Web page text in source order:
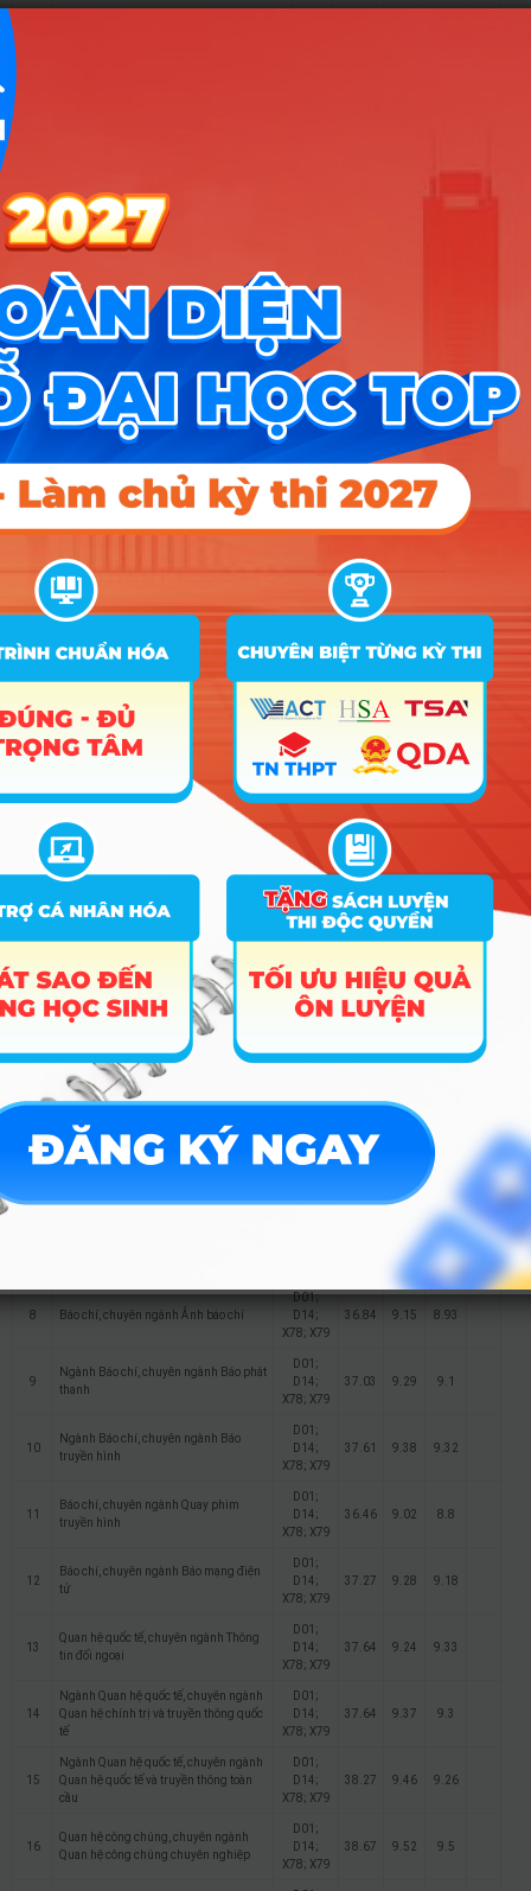
48 Ngành Truyền thông đa phương tiện_100
49 Ngành Truyền thông đại chúng
Ngành Truyền thông đại chúng_100
51 Ngành Truyền thông quốc tế D01
52 Ngành Truyền thông quốc tế_100
D01
54 Ngành Quảng cáo_100
Ngành Quản lý công
D01;
24.25
56 Ngành Quản lý công_100
D01;
X02
Ngành Công tác xã hội_100
59
Ngành Xuất bản, chuyên ngành Biên tập
xuất bản
33.83 26.2
60
xuất bản_100
Ngành Xuất bản, chuyên ngành Xuất bản
62
Ngành Xuất bản, chuyên ngành Xuất bản
điện tử_100
Điểm Chuẩn
2025
Ngành kinh tế, chuyên ngành Quản lý
C03;
X01; X02
27.33
Ngành Chính trị học, chuyên ngành
X01; X02
3
Chính tri học, chuyên ngành Chính trị
phát triển
C03;
D01;
26.09 8.59
4 Quản lý nhà nước 8.51 8.6
Ngành Chính trị học, chuyên ngành Tư
tưởng Hồ Chí Minh
X01; X02
8.52
C03;
X01; X02
9.15 9.05
8 Báo chí, chuyên ngành Ảnh báo chí
D01;
D14;
X78; X79
36.84 9.15 8.93
9
Ngành Báo chí, chuyên ngành Báo phát
thanh
D01;
D14;
X78; X79
37.03 9.29 9.1
10
Ngành Báo chí, chuyên ngành Báo
truyền hình
D01;
D14;
X78; X79
37.61 9.38 9.32
11
Báo chí, chuyên ngành Quay phim
truyền hình
D01;
D14;
X78; X79
36.46 9.02 8.8
12
Báo chí, chuyên ngành Báo mạng điện
tử
D01;
D14;
X78; X79
37.27 9.28 9.18
13
Quan hệ quốc tế, chuyên ngành Thông
tin đối ngoại
D01;
D14;
X78; X79
37.64 9.24 9.33
14
Ngành Quan hệ quốc tế, chuyên ngành
Quan hệ chính trị và truyền thông quốc
tế
D01;
D14;
X78; X79
37.64 9.37 9.3
15
Ngành Quan hệ quốc tế, chuyên ngành
Quan hệ quốc tế và truyền thông toàn
cầu
D01;
D14;
X78; X79
38.27 9.46 9.26
16
Quan hệ công chúng, chuyên ngành
Quan hệ công chúng chuyên nghiệp
D01;
D14;
X78; X79
38.67 9.52 9.5